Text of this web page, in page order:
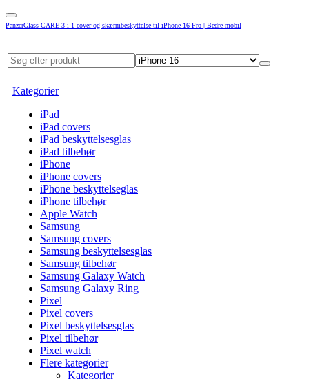
PanzerGlass CARE 3-i-1 cover og skærmbeskyttelse til iPhone 16 Pro | Bedre mobil
Kategorier
iPad
iPad covers
iPad beskyttelsesglas
iPad tilbehør
iPhone
iPhone covers
iPhone beskyttelseglas
iPhone tilbehør
Apple Watch
Samsung
Samsung covers
Samsung beskyttelsesglas
Samsung tilbehør
Samsung Galaxy Watch
Samsung Galaxy Ring
Pixel
Pixel covers
Pixel beskyttelsesglas
Pixel tilbehør
Pixel watch
Flere kategorier
Kategorier